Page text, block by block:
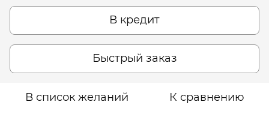
В кредит
Быстрый заказ
В список желаний К сравнению